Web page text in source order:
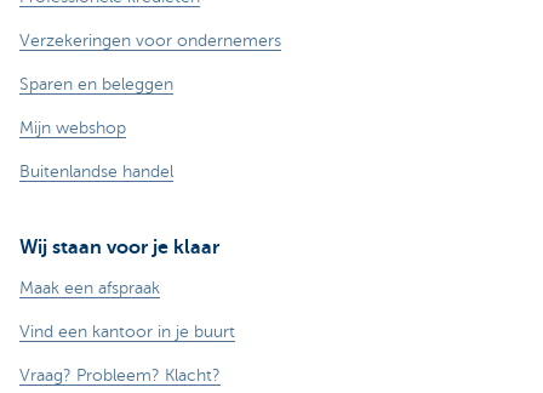
Verzekeringen voor ondernemers
Sparen en beleggen
Mijn webshop
Buitenlandse handel
Wij staan voor je klaar
Maak een afspraak
Vind een kantoor in je buurt
Vraag? Probleem? Klacht?